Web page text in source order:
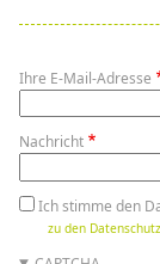
Ihre E-Mail-Adresse
Nachricht
Ich stimme den
zu den